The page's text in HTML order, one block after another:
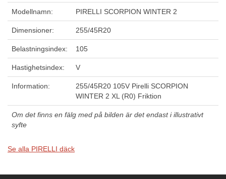
Modellnamn: PIRELLI SCORPION WINTER 2
Dimensioner: 255/45R20
Belastningsindex: 105
Hastighetsindex: V
Information:
255/45R20 105V Pirelli SCORPION
WINTER 2 XL (R0) Friktion
Om det finns en fälg med på bilden är det endast i illustrativt
syfte
Se alla PIRELLI däck